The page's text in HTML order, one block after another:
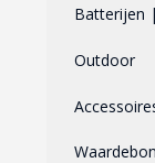
Batterijen
Outdoor